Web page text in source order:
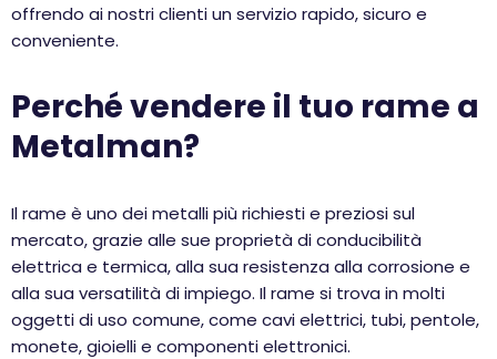
offrendo ai nostri clienti un servizio rapido, sicuro e
conveniente.
Perché vendere il tuo rame a
Metalman?
Il rame è uno dei metalli più richiesti e preziosi sul
mercato, grazie alle sue proprietà di conducibilità
elettrica e termica, alla sua resistenza alla corrosione e
alla sua versatilità di impiego. Il rame si trova in molti
oggetti di uso comune, come cavi elettrici, tubi, pentole,
monete, gioielli e componenti elettronici.